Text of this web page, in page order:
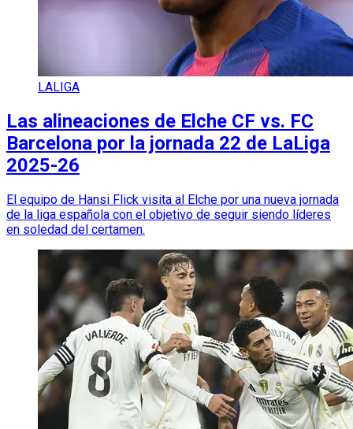
LALIGA
Las alineaciones de Elche CF vs. FC
Barcelona por la jornada 22 de LaLiga
2025-26
El equipo de Hansi Flick visita al Elche por una nueva jornada
de la liga española con el objetivo de seguir siendo líderes
en soledad del certamen.